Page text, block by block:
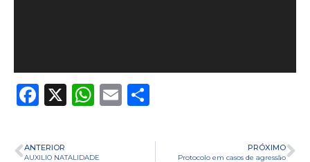
Facebook
X WhatsApp
Email
ANTERIOR
AUXILIO NATALIDADE
PRÓXIMO
Protocolo em casos de agressão